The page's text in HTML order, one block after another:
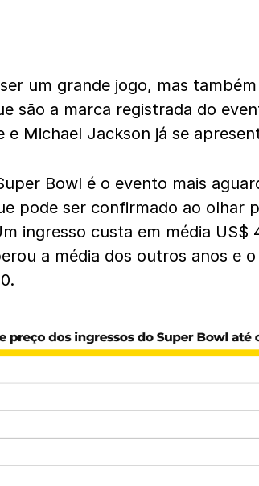
um grande jogo, mas
são a marca registrada do
e Michael Jackson já se
Bowl é o evento mais
pode ser confirmado ao olhar
ingresso custa em média US$
a média dos outros anos e